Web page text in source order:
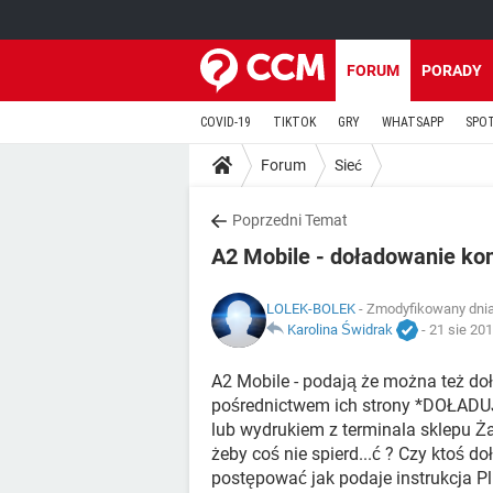
FORUM PORADY
COVID-19 TIKTOK GRY WHATSAPP
Forum Sieć
Poprzedni Temat
A2 Mobile - doładowanie
LOLEK-BOLEK - Zmodyfikowany
Karolina Świdrak
- 21 sie
A2 Mobile - podają że można też
pośrednictwem ich strony
lub wydrukiem z terminala sklepu
żeby coś nie spierd...ć ? Czy ktoś
postępować jak podaje instrukcja